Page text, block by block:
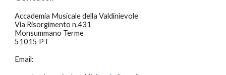
Accademia Musicale della Valdinievole
Via Risorgimento n.431
Monsummano Terme
51015 PT
Email: